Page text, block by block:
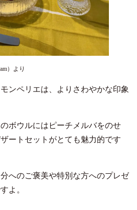
）より
ンペリエは、よりさわやかな印象
ボウルにはピーチメルバをのせ
ートセットがとても魅力的です
へのご褒美や特別な方へのプレゼ
よ。